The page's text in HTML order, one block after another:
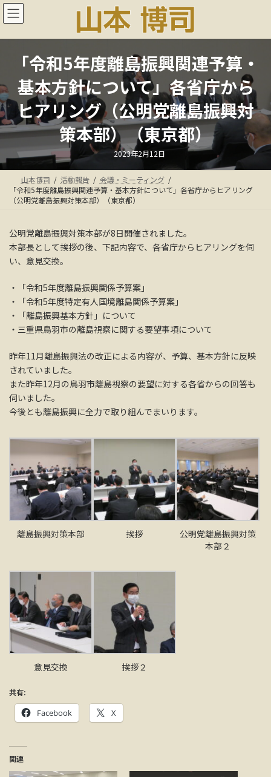
コ
ン
ン
キ
ッ
プ
ナ
ビ
ー
に
移
動
「令和5年度離島振興関連予算・
基本方針について」各省庁から
ヒアリング（公明党離島振興対
策本部）（東京都）
最
終
更
新
日
時
:
2023年2月12日
山本博司 活動報告
会議・ミーティング
「令和5年度離島振興関連予算・基本方針について」各省庁からヒアリング
（公明党離島振興対策本部）（東京都）
公明党離島振興対策本部が8日開催されました。
本部長として挨拶の後、下記内容で、各省庁からヒアリングを伺
い、意見交換。
・「令和5年度離島振興関係予算案」
・「令和5年度特定有人国境離島関係予算案」
・「離島振興基本方針」について
・三重県鳥羽市の離島視察に関する要望事項について
昨年11月離島振興法の改正による内容が、予算、基本方針に反映
されていました。
また昨年12月の鳥羽市離島視察の要望に対する各省からの回答も
伺いました。
今後とも離島振興に全力で取り組んでまいります。
離島振興対策本部 挨拶
公明党離島振興対策
本部２
意見交換 挨拶２
共有:
Facebook X
関連